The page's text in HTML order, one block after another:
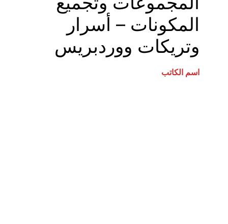
المكونات – أسرار
وتريكات ووردبريس
اسم الكاتب